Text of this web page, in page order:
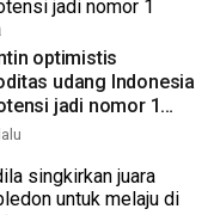
optimistis
udang Indonesia
jadi nomor 1